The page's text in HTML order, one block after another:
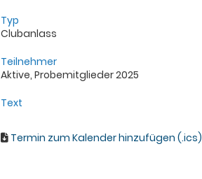
Typ
Clubanlass
Teilnehmer
Aktive, Probemitglieder 2025
Text
Termin zum Kalender hinzufügen (.ics)